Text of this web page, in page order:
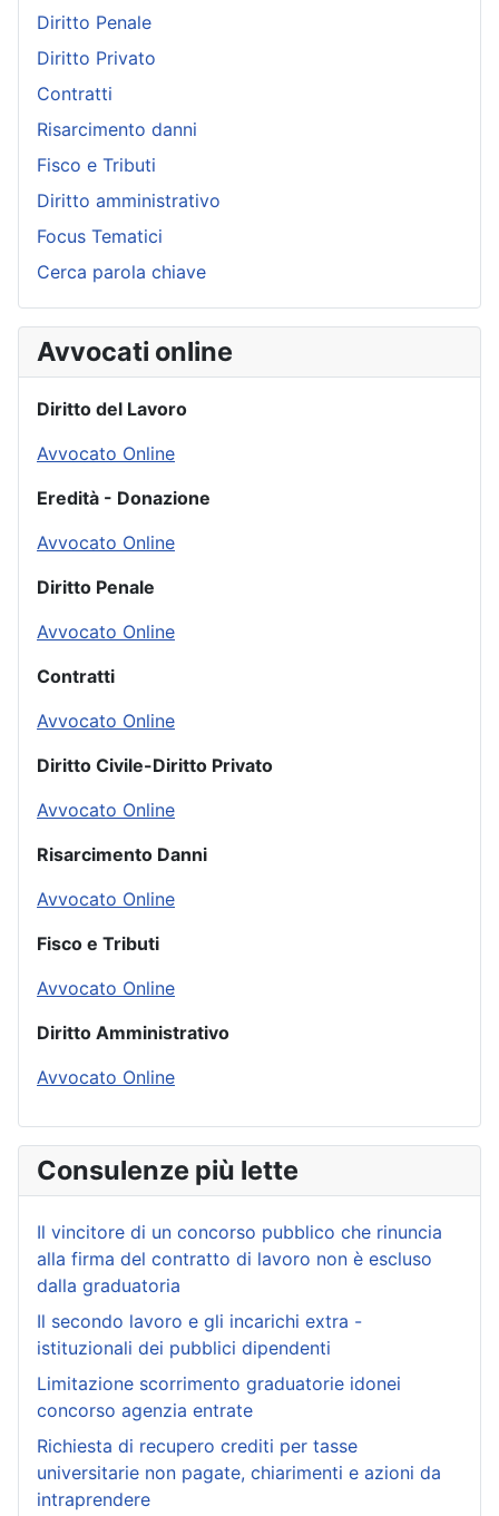
Diritto Penale
Diritto Privato
Contratti
Risarcimento danni
Fisco e Tributi
Diritto amministrativo
Focus Tematici
Cerca parola chiave
Avvocati online
Diritto del Lavoro
Avvocato Online
Eredità - Donazione
Avvocato Online
Diritto Penale
Avvocato Online
Contratti
Avvocato Online
Diritto Civile-Diritto Privato
Avvocato Online
Risarcimento Danni
Avvocato Online
Fisco e Tributi
Avvocato Online
Diritto Amministrativo
Avvocato Online
Consulenze più lette
Il vincitore di un concorso pubblico che rinuncia
alla firma del contratto di lavoro non è escluso
dalla graduatoria
Il secondo lavoro e gli incarichi extra -
istituzionali dei pubblici dipendenti
Limitazione scorrimento graduatorie idonei
concorso agenzia entrate
Richiesta di recupero crediti per tasse
universitarie non pagate, chiarimenti e azioni da
intraprendere